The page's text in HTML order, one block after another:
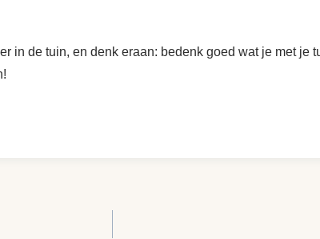
in de tuin, en denk eraan: bedenk goed wat je met je